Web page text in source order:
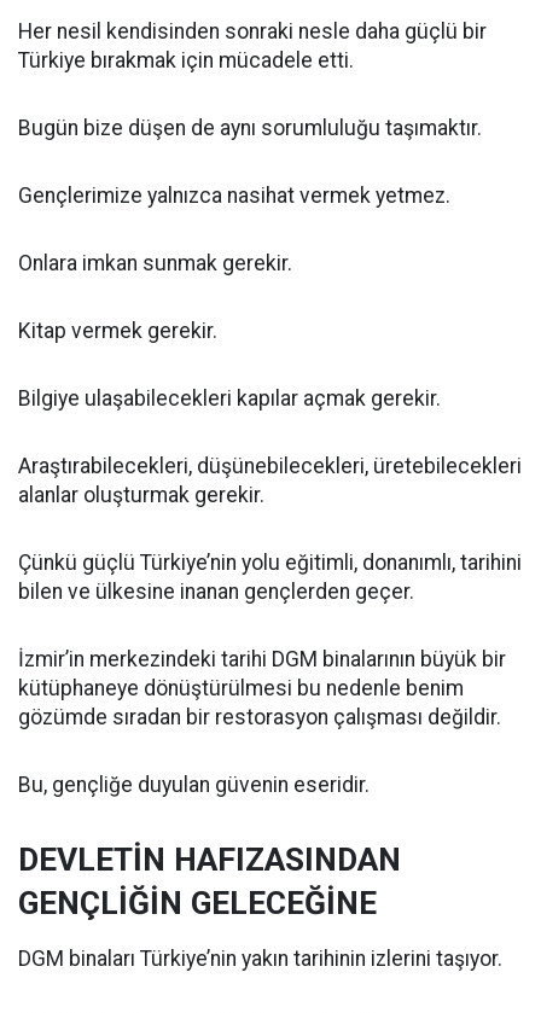
Her nesil kendisinden sonraki nesle daha güçlü bir
Türkiye bırakmak için mücadele etti.
Bugün bize düşen de aynı sorumluluğu taşımaktır.
Gençlerimize yalnızca nasihat vermek yetmez.
Onlara imkan sunmak gerekir.
Kitap vermek gerekir.
Bilgiye ulaşabilecekleri kapılar açmak gerekir.
Araştırabilecekleri, düşünebilecekleri, üretebilecekleri
alanlar oluşturmak gerekir.
Çünkü güçlü Türkiye’nin yolu eğitimli, donanımlı, tarihini
bilen ve ülkesine inanan gençlerden geçer.
İzmir’in merkezindeki tarihi DGM binalarının büyük bir
kütüphaneye dönüştürülmesi bu nedenle benim
gözümde sıradan bir restorasyon çalışması değildir.
Bu, gençliğe duyulan güvenin eseridir.
DEVLETİN HAFIZASINDAN
GENÇLİĞİN GELECEĞİNE
DGM binaları Türkiye’nin yakın tarihinin izlerini taşıyor.